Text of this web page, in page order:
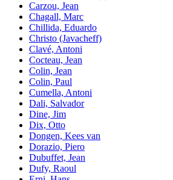
Carzou, Jean
Chagall, Marc
Chillida, Eduardo
Christo (Javacheff)
Clavé, Antoni
Cocteau, Jean
Colin, Jean
Colin, Paul
Cumella, Antoni
Dali, Salvador
Dine, Jim
Dix, Otto
Dongen, Kees van
Dorazio, Piero
Dubuffet, Jean
Dufy, Raoul